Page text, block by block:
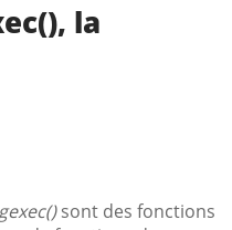
la
sont des fonctions